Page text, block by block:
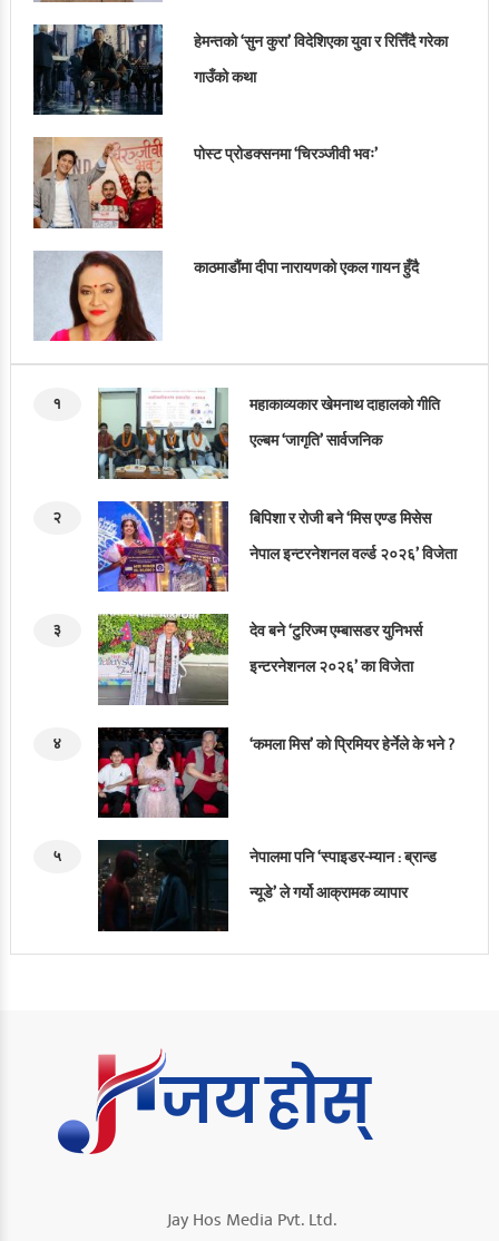
हेमन्तको ‘सुन कुरा’ विदेशिएका युवा र रित्तिँदै गरेका
गाउँको कथा
पोस्ट प्रोडक्सनमा ‘चिरञ्जीवी भवः’
काठमाडौंमा दीपा नारायणको एकल गायन हुँदै
१
महाकाव्यकार खेमनाथ दाहालको गीति
एल्बम ‘जागृति’ सार्वजनिक
२
बिपिशा र रोजी बने ‘मिस एण्ड मिसेस
नेपाल इन्टरनेशनल वर्ल्ड २०२६’ विजेता
३
देव बने ‘टुरिज्म एम्बासडर युनिभर्स
इन्टरनेशनल २०२६’ का विजेता
४ ‘कमला मिस’ को प्रिमियर हेर्नेले के भने ?
५
नेपालमा पनि ‘स्पाइडर-म्यान : ब्रान्ड
न्यूडे’ ले गर्यो आक्रामक व्यापार
Jay Hos Media Pvt. Ltd.